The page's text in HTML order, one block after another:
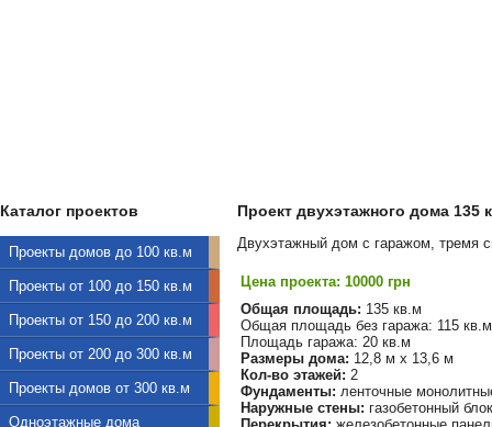
Каталог проектов
Проекты домов до 100 кв.м
Проекты от 100 до 150 кв.м
Проекты от 150 до 200 кв.м
Проекты от 200 до 300 кв.м
Проекты домов от 300 кв.м
Одноэтажные дома
Проект двухэтажного дома 135
Двухэтажный дом с гаражом, тремя
Цена проекта: 10000 грн
Общая площадь: 135 кв.м
Общая площадь без гаража: 115 кв.м
Площадь гаража: 20 кв.м
Размеры дома: 12,8 м х 13,6 м
Кол-во этажей: 2
Фундаменты: ленточные
Наружные стены: газобетонный блок